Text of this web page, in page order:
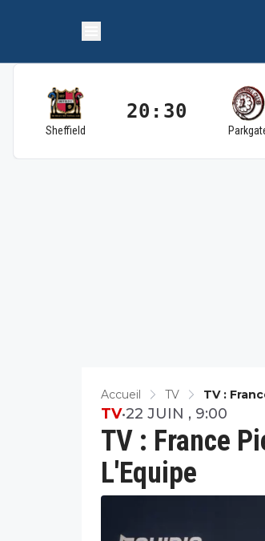
Sheffield
20:30
Accueil TV TV :
TV : France
L'Equipe
TV•22 JUIN , 9:00